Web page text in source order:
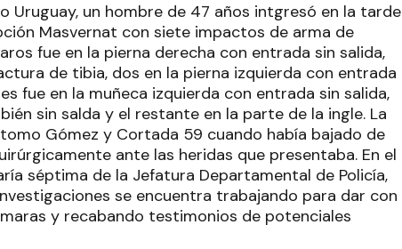
Uruguay, un hombre de 47 años intgresó en la tarde
Masvernat con siete impactos de arma de
fue en la pierna derecha con entrada sin salida,
de tibia, dos en la pierna izquierda con entrada
fue en la muñeca izquierda con entrada sin salida,
sin salda y el restante en la parte de la ingle. La
Gómez y Cortada 59 cuando había bajado de
ante las heridas que presentaba. En el
séptima de la Jefatura Departamental de Policía,
se encuentra trabajando para dar con
y recabando testimonios de potenciales